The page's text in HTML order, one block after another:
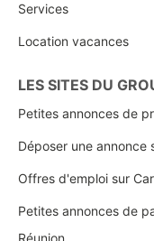
Services
Location vacances
LES SITES DU
Petites annonces de
Déposer une annonce
Offres d'emploi sur
Petites annonces de